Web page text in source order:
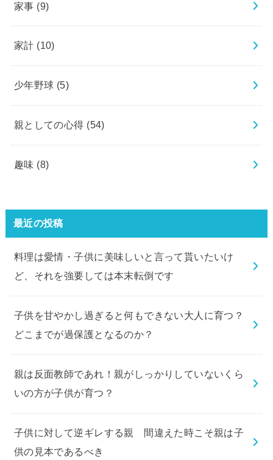
家事 (9)
家計 (10)
少年野球 (5)
親としての心得 (54)
趣味 (8)
最近の投稿
料理は愛情・子供に美味しいと言って貰いたいけ
ど、それを強要しては本末転倒です
子供を甘やかし過ぎると何もできない大人に育つ？
どこまでが過保護となるのか？
親は反面教師であれ！親がしっかりしていないくら
いの方が子供が育つ？
子供に対して逆ギレする親 間違えた時こそ親は子
供の見本であるべき